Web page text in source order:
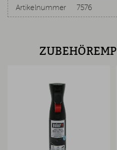
Artikelnummer 7576